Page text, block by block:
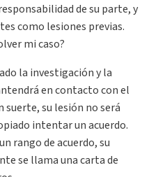
de su parte, y
como lesiones previas.
mi caso?
la investigación y la
en contacto con el
suerte, su lesión no será
intentar un acuerdo.
rango de acuerdo, su
se llama una carta de